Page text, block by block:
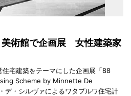
美術館で企画展 女性建築家
住宅建築をテーマにした企画展「88
Scheme by Minnette De
デ・シルヴァによるワタプルワ住宅計